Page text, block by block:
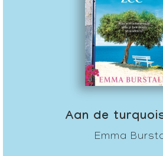
Aan de
Emma